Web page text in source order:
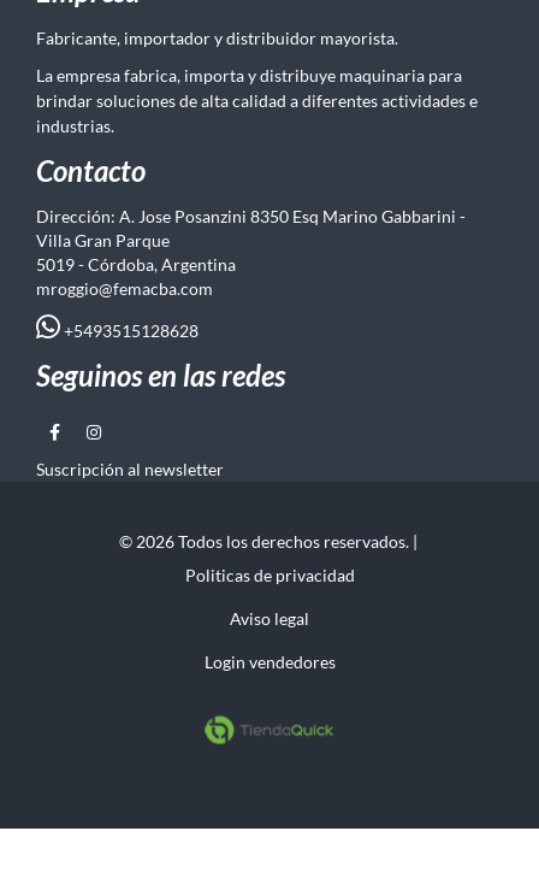
Fabricante, importador y distribuidor mayorista.
La empresa fabrica, importa y distribuye maquinaria para
brindar soluciones de alta calidad a diferentes actividades e
industrias.
Contacto
Dirección: A. Jose Posanzini 8350 Esq Marino Gabbarini -
Villa Gran Parque
5019 - Córdoba, Argentina
mroggio@femacba.com
+5493515128628
Seguinos en las redes
Suscripción al newsletter
© 2026 Todos los derechos reservados. |
Politicas de privacidad
Aviso legal
Login vendedores